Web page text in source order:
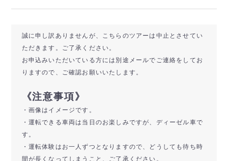
誠に申し訳ありませんが、こちらのツアーは中止とさせてい
ただきます。ご了承ください。
お申込みいただいている方には別途メールでご連絡をしてお
りますので、ご確認お願いいたします。
《注意事項》
・画像はイメージです。
・運転できる車両は当日のお楽しみですが、ディーゼル車で
す。
・運転体験はお一人ずつとなりますので、どうしても待ち時
間が長くなってしまうこと、ご了承ください。